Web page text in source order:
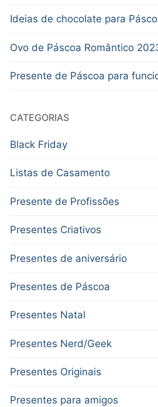
Ideias de chocolate para
Ovo de Páscoa Romântico
Presente de Páscoa para
CATEGORIAS
Black Friday
Listas de Casamento
Presente de Profissões
Presentes Criativos
Presentes de aniversário
Presentes de Páscoa
Presentes Natal
Presentes Nerd/Geek
Presentes Originais
Presentes para amigos